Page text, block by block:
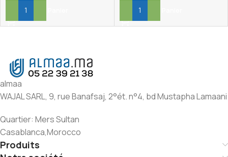
Ajouter Au Panier Ajouter Au Panier
almaa
WAJAL SARL, 9, rue Banafsaj, 2°ét. n°4, bd Mustapha Lamaani
Quartier: Mers Sultan
Casablanca,Morocco
Produits